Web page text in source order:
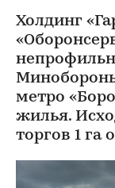
Холдинг
метро
жилья.
торгов 1 га